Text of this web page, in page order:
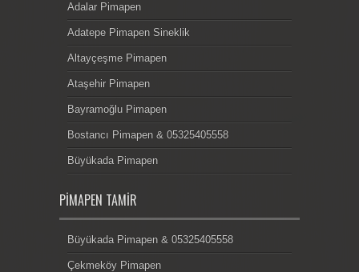
Adalar Pimapen
Adatepe Pimapen Sineklik
Altayçeşme Pimapen
Ataşehir Pimapen
Bayramoğlu Pimapen
Bostancı Pimapen & 05325405558
Büyükada Pimapen
PIMAPEN TAMIR
Büyükada Pimapen & 05325405558
Çekmeköy Pimapen